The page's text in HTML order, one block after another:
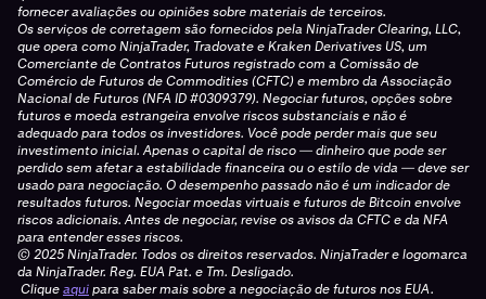
fornecer avaliações ou opiniões sobre materiais de terceiros.
Os serviços de corretagem são fornecidos pela NinjaTrader Clearing, LLC,
que opera como NinjaTrader, Tradovate e Kraken Derivatives US, um
Comerciante de Contratos Futuros registrado com a Comissão de
Comércio de Futuros de Commodities (CFTC) e membro da Associação
Nacional de Futuros (NFA ID #0309379). Negociar futuros, opções sobre
futuros e moeda estrangeira envolve riscos substanciais e não é
adequado para todos os investidores. Você pode perder mais que seu
investimento inicial. Apenas o capital de risco — dinheiro que pode ser
perdido sem afetar a estabilidade financeira ou o estilo de vida — deve ser
usado para negociação. O desempenho passado não é um indicador de
resultados futuros. Negociar moedas virtuais e futuros de Bitcoin envolve
riscos adicionais. Antes de negociar, revise os avisos da CFTC e da NFA
para entender esses riscos.
© 2025 NinjaTrader. Todos os direitos reservados. NinjaTrader e logomarca
da NinjaTrader. Reg. EUA Pat. e Tm. Desligado.
Cliqueaquipara saber mais sobre a negociação de futuros nos EUA.